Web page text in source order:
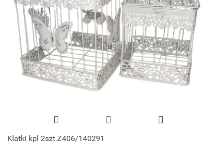
Klatki kpl 2szt.Z406/140291